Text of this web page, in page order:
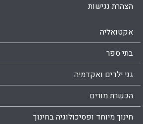
הצהרת נגישות
אקטואליה
בתי ספר
גני ילדים ואקדמיה
הכשרת מורים
חינוך מיוחד ופסיכולוגיה בחינוך